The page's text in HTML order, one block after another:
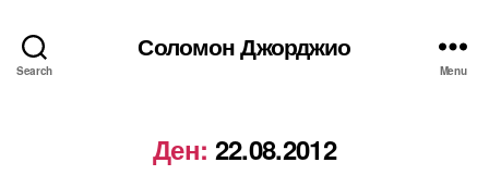
Search
Соломон Джорджио
Menu
Ден: 22.08.2012